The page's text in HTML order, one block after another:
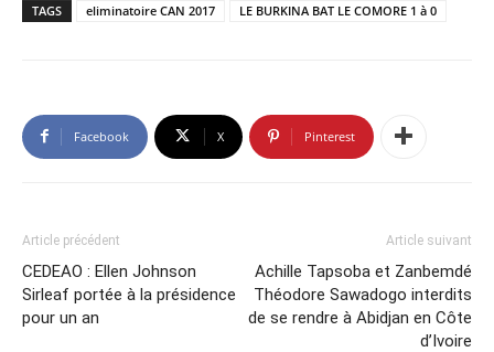
TAGS eliminatoire CAN 2017 LE BURKINA BAT LE COMORE 1 à 0
Facebook X Pinterest
Article précédent
CEDEAO : Ellen Johnson
Sirleaf portée à la présidence
pour un an
Article suivant
Achille Tapsoba et Zanbemdé
Théodore Sawadogo interdits
de se rendre à Abidjan en Côte
d’Ivoire